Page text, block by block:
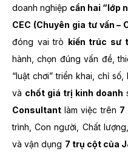
doanh nghiệp cần hai “lớp
CEC (Chuyên gia tư vấn
đóng vai trò kiến trúc sư
hành, chọn đúng vấn đề,
“luật chơi” triển khai, chỉ
và chốt giá trị kinh doanh
Consultant làm việc trên 7
trình, Con người, Chất
và vận dụng 7 trụ cột của